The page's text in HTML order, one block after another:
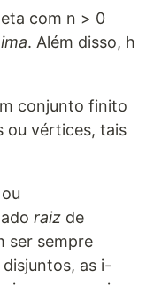
com n > 0
. Além disso, h
conjunto finito
ou vértices, tais
raiz de
ser sempre
as i-